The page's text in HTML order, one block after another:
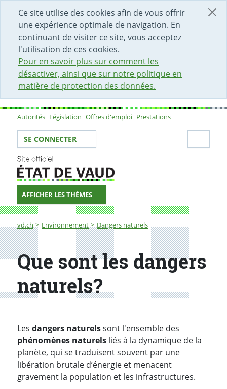
Ce site utilise des cookies afin de vous offrir
une expérience optimale de navigation. En
continuant de visiter ce site, vous acceptez
l'utilisation de ces cookies.
Pour en savoir plus sur comment les
désactiver, ainsi que sur notre politique en
matière de protection des données.
DÉBUT DU CONTENU DE LA PAGE
ACCÈS AU CHAMP DE RECHERCHE
PAGE D'ACCUEIL
FORMULAIRE DE CONTACT
Sous-navigation
Autorités Législation Offres d'emploi Prestations
Votre identité
SE CONNECTER
AFFICHER LES THÈMES
Fil d'Ariane
vd.ch Environnement Dangers naturels
Que sont les dangers naturels?
Que sont les dangers
naturels?
Les dangers naturelssont l'ensemble des
phénomènes naturels liés à la dynamique de la
planète, qui se traduisent souvent par une
libération brutale d’énergie et menacent
gravement la population et les infrastructures.